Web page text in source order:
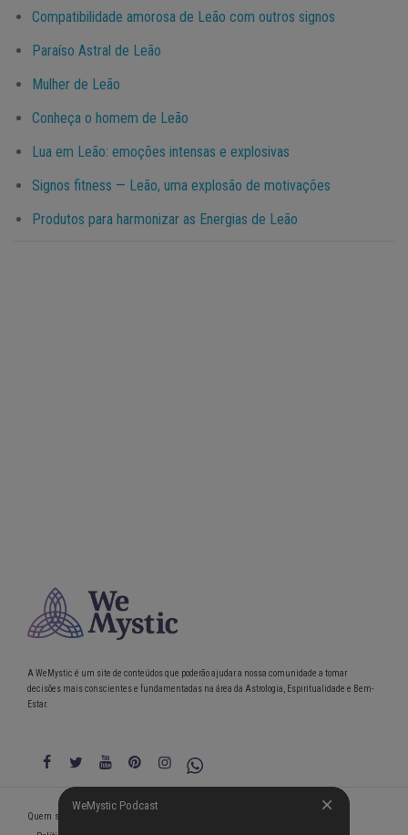
Compatibilidade amorosa de Leão com outros signos
Paraíso Astral de Leão
Mulher de Leão
Conheça o homem de Leão
Lua em Leão: emoções intensas e explosivas
Signos fitness — Leão, uma explosão de motivações
Produtos para harmonizar as Energias de Leão
WeMystic Podcast
A WeMystic é um site de conteúdos que poderão ajudar a nossa comunidade a tomar
decisões mais conscientes e fundamentadas na área da Astrologia, Espiritualidade e Bem-
Estar.
WeMystic Podcast
Quem somos Política de Privacidade